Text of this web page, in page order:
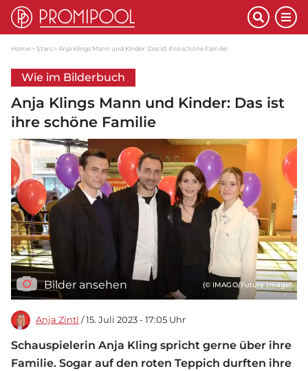
Home Stars Anja Klings Mann und Kinder: Das ist ihre schöne Familie
Wie im Bilderbuch
Anja Klings Mann und Kinder: Das ist
ihre schöne Familie
Bilder ansehen (© IMAGO/Future Image)
Anja Zintl / 15. Juli 2023 - 17:05 Uhr
Schauspielerin Anja Kling spricht gerne über ihre
Familie. Sogar auf den roten Teppich durften ihre